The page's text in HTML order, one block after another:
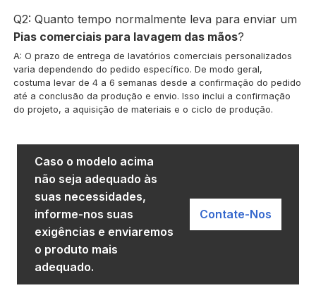
Q2: Quanto tempo normalmente leva para enviar um
Pias comerciais para lavagem das mãos?
A: O prazo de entrega de lavatórios comerciais personalizados
varia dependendo do pedido específico. De modo geral,
costuma levar de 4 a 6 semanas desde a confirmação do pedido
até a conclusão da produção e envio. Isso inclui a confirmação
do projeto, a aquisição de materiais e o ciclo de produção.
Caso o modelo acima
não seja adequado às
suas necessidades,
informe-nos suas
exigências e enviaremos
o produto mais
adequado.
Contate-Nos